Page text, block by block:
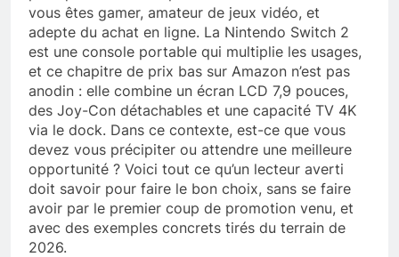
vous êtes gamer, amateur de jeux vidéo, et
adepte du achat en ligne. La Nintendo Switch 2
est une console portable qui multiplie les usages,
et ce chapitre de prix bas sur Amazon n’est pas
anodin : elle combine un écran LCD 7,9 pouces,
des Joy-Con détachables et une capacité TV 4K
via le dock. Dans ce contexte, est-ce que vous
devez vous précipiter ou attendre une meilleure
opportunité ? Voici tout ce qu’un lecteur averti
doit savoir pour faire le bon choix, sans se faire
avoir par le premier coup de promotion venu, et
avec des exemples concrets tirés du terrain de
2026.